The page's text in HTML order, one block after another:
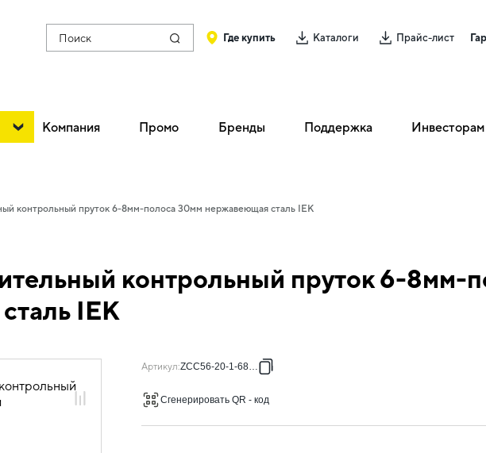
Поиск Где купить Каталоги Прайс-лист
Компания Промо Бренды Поддержка Инвесторам
и
контрольный пруток 6-8мм-полоса 30мм нержавеющая сталь IEK
контрольный пруток 6-8мм-
IEK
Артикул:ZCC56-20-1-68-30
Сгенерировать QR - код